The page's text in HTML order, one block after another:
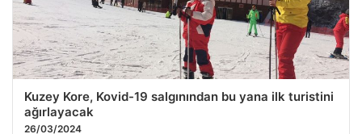
Kuzey Kore, Kovid-19 salgınından bu yana ilk turistini
ağırlayacak
26/03/2024